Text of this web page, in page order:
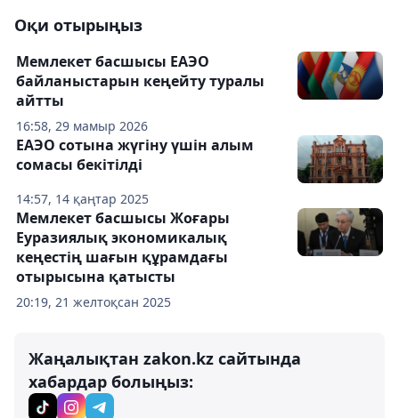
Оқи отырыңыз
16:58, 29 мамыр 2026
Мемлекет басшысы ЕАЭО
байланыстарын кеңейту туралы
айтты
14:57, 14 қаңтар 2025
ЕАЭО сотына жүгіну үшін алым
сомасы бекітілді
20:19, 21 желтоқсан 2025
Мемлекет басшысы Жоғары
Еуразиялық экономикалық
кеңестің шағын құрамдағы
отырысына қатысты
Жаңалықтан zakon.kz сайтында
хабардар болыңыз: